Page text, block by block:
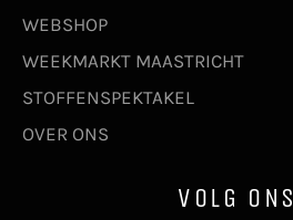
WEBSHOP
WEEKMARKT MAASTRICHT
STOFFENSPEKTAKEL
OVER ONS
VOLG ONS